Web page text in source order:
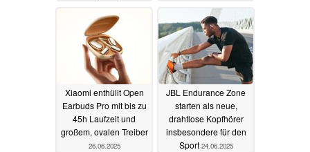
Xiaomi enthüllt Open
Earbuds Pro mit bis zu
45h Laufzeit und
großem, ovalen Treiber
26.06.2025
JBL Endurance Zone
starten als neue,
drahtlose Kopfhörer
insbesondere für den
Sport 24.06.2025